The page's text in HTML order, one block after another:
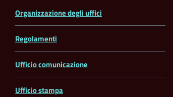
Organizzazione degli uffici
Regolamenti
Ufficio comunicazione
Ufficio stampa